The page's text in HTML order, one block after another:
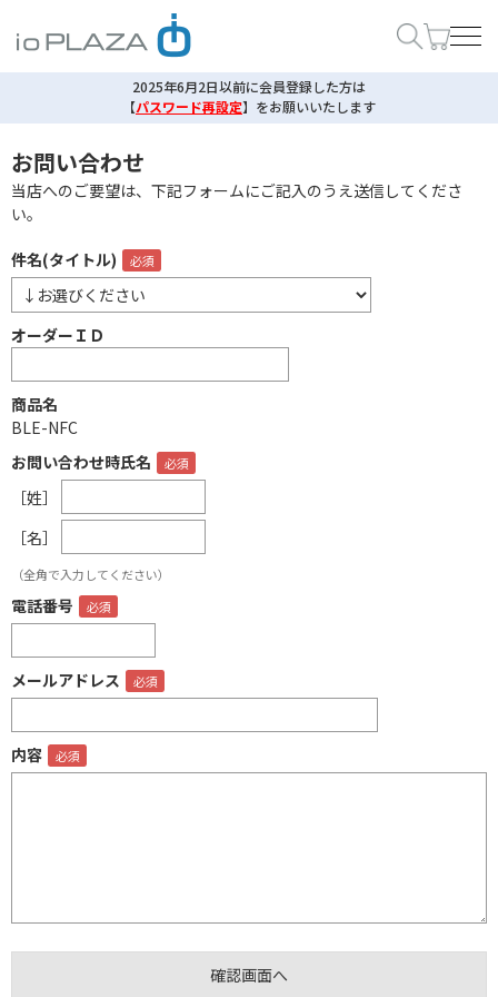
2025年6月2日以前に会員登録した方は
【パスワード再設定】 をお願いいたします
お問い合わせ
当店へのご要望は、下記フォームにご記入のうえ送信してくださ
い。
件名(タイトル)
オーダーＩＤ
商品名
BLE-NFC
お問い合わせ時氏名
［姓］
［名］
（全角で入力してください）
電話番号
メールアドレス
内容